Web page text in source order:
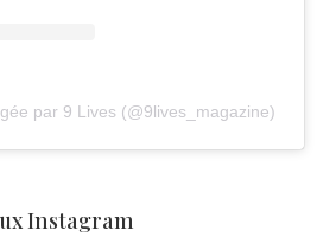
par 9 Lives (@9lives_magazine)
Instagram